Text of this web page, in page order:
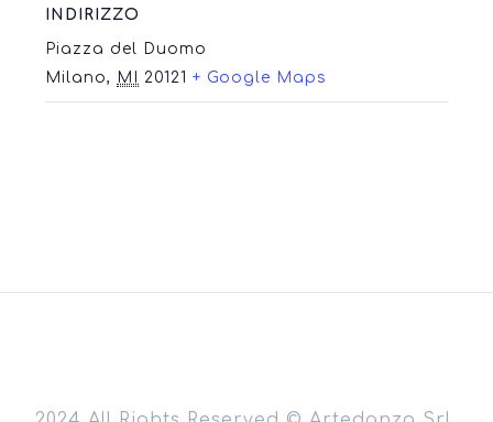
INDIRIZZO
Piazza del Duomo
Milano, MI 20121 + Google Maps